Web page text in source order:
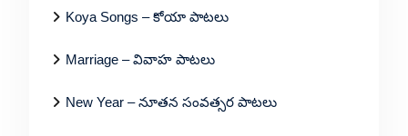
Koya Songs – కోయా పాటలు
Marriage – వివాహ పాటలు
New Year – నూతన సంవత్సర పాటలు